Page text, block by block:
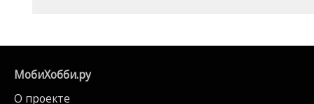
МобиХобби.ру
О проекте